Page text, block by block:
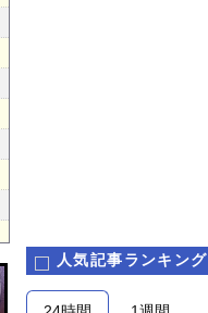
人気記事ランキング